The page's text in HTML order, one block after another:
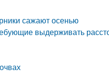
сажают осенью
выдерживать